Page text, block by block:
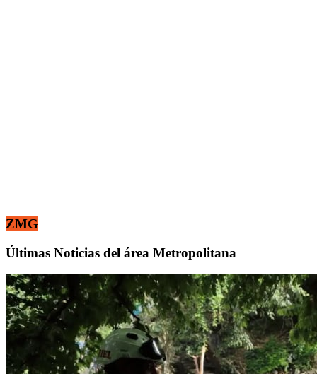
ZMG
Últimas Noticias del área Metropolitana